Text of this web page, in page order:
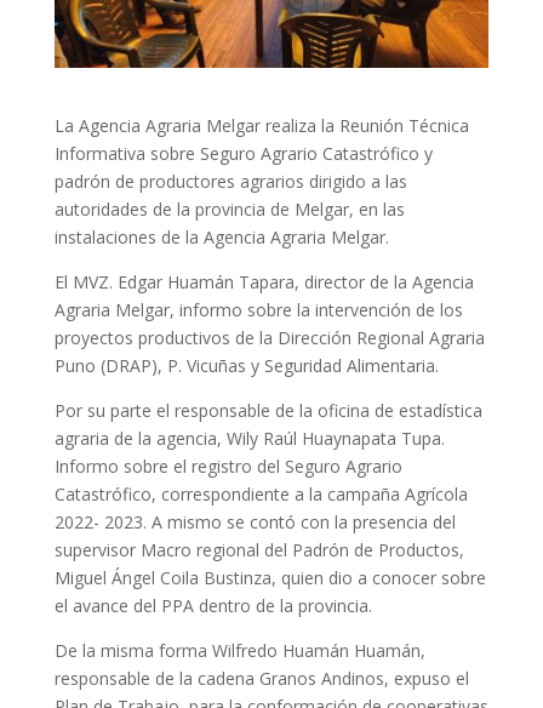
La Agencia Agraria Melgar realiza la Reunión Técnica
Informativa sobre Seguro Agrario Catastrófico y
padrón de productores agrarios dirigido a las
autoridades de la provincia de Melgar, en las
instalaciones de la Agencia Agraria Melgar.
El MVZ. Edgar Huamán Tapara, director de la Agencia
Agraria Melgar, informo sobre la intervención de los
proyectos productivos de la Dirección Regional Agraria
Puno (DRAP), P. Vicuñas y Seguridad Alimentaria.
Por su parte el responsable de la oficina de estadística
agraria de la agencia, Wily Raúl Huaynapata Tupa.
Informo sobre el registro del Seguro Agrario
Catastrófico, correspondiente a la campaña Agrícola
2022- 2023. A mismo se contó con la presencia del
supervisor Macro regional del Padrón de Productos,
Miguel Ángel Coila Bustinza, quien dio a conocer sobre
el avance del PPA dentro de la provincia.
De la misma forma Wilfredo Huamán Huamán,
responsable de la cadena Granos Andinos, expuso el